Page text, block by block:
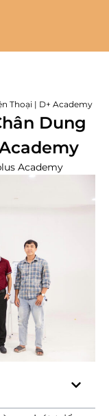
Thoại | D+ Academy
Dung
Academy